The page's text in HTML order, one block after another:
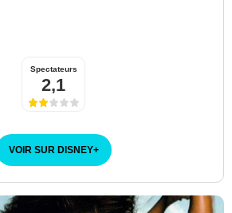
Spectateurs
2,1
VOIR SUR DISNEY+